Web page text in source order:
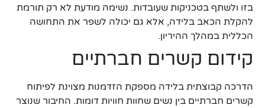
בזו ולשתף בטכניקות שעובדות. נשימה מודעת לא רק תורמת
להקלת הכאב בלידה, אלא גם יכולה לשפר את התחושה
הכללית במהלך ההיריון.
קידום קשרים חברתיים
הדרכה קבוצתית בלידה מספקת הזדמנות מצוינת לפיתוח
קשרים חברתיים בין נשים שחוות חוויות דומות. החיבור שנוצר